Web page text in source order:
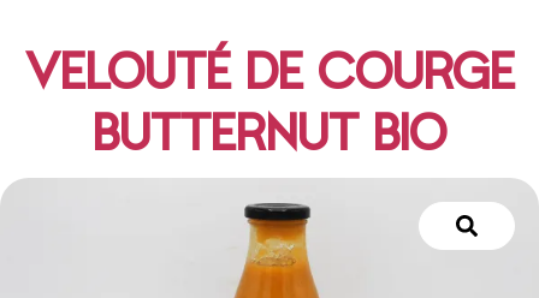
VELOUTÉ DE COURGE
BUTTERNUT BIO